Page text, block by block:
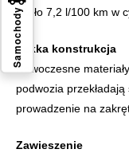
około 7,2 l/100 km w
Lekka konstrukcja
Nowoczesne
podwozia
prowadzenie na
Zawieszenie
Samochody